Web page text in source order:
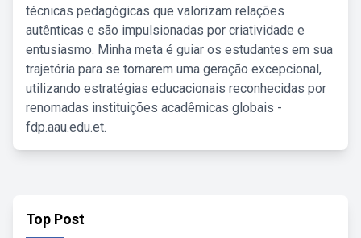
técnicas pedagógicas que valorizam relações
autênticas e são impulsionadas por criatividade e
entusiasmo. Minha meta é guiar os estudantes em sua
trajetória para se tornarem uma geração excepcional,
utilizando estratégias educacionais reconhecidas por
renomadas instituições acadêmicas globais -
fdp.aau.edu.et.
Top Post